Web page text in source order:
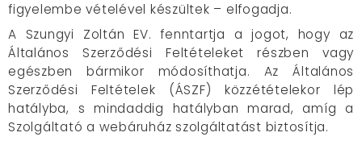
figyelembe vételével készültek – elfogadja.
A Szungyi Zoltán EV. fenntartja a jogot, hogy az
Általános Szerződési Feltételeket részben vagy
egészben bármikor módosíthatja. Az Általános
Szerződési Feltételek (ÁSZF) közzétételekor lép
hatályba, s mindaddig hatályban marad, amíg a
Szolgáltató a webáruház szolgáltatást biztosítja.